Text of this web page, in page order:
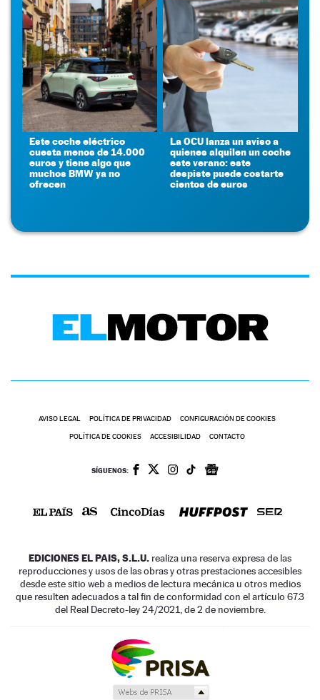
Este coche eléctrico
cuesta menos de 14.000
euros y tiene algo que
muchos BMW ya no
ofrecen
La OCU lanza un aviso a
quienes alquilen un coche
este verano: este
despiste puede costarte
cientos de euros
AVISO LEGAL POLÍTICA DE PRIVACIDAD CONFIGURACIÓN DE COOKIES
POLÍTICA DE COOKIES ACCESIBILIDAD CONTACTO
SÍGUENOS:
EDICIONES EL PAIS, S.L.U. realiza una reserva expresa de las
reproducciones y usos de las obras y otras prestaciones accesibles
desde este sitio web a medios de lectura mecánica u otros medios
que resulten adecuados a tal fin de conformidad con el artículo 67.3
del Real Decreto-ley 24/2021, de 2 de noviembre.